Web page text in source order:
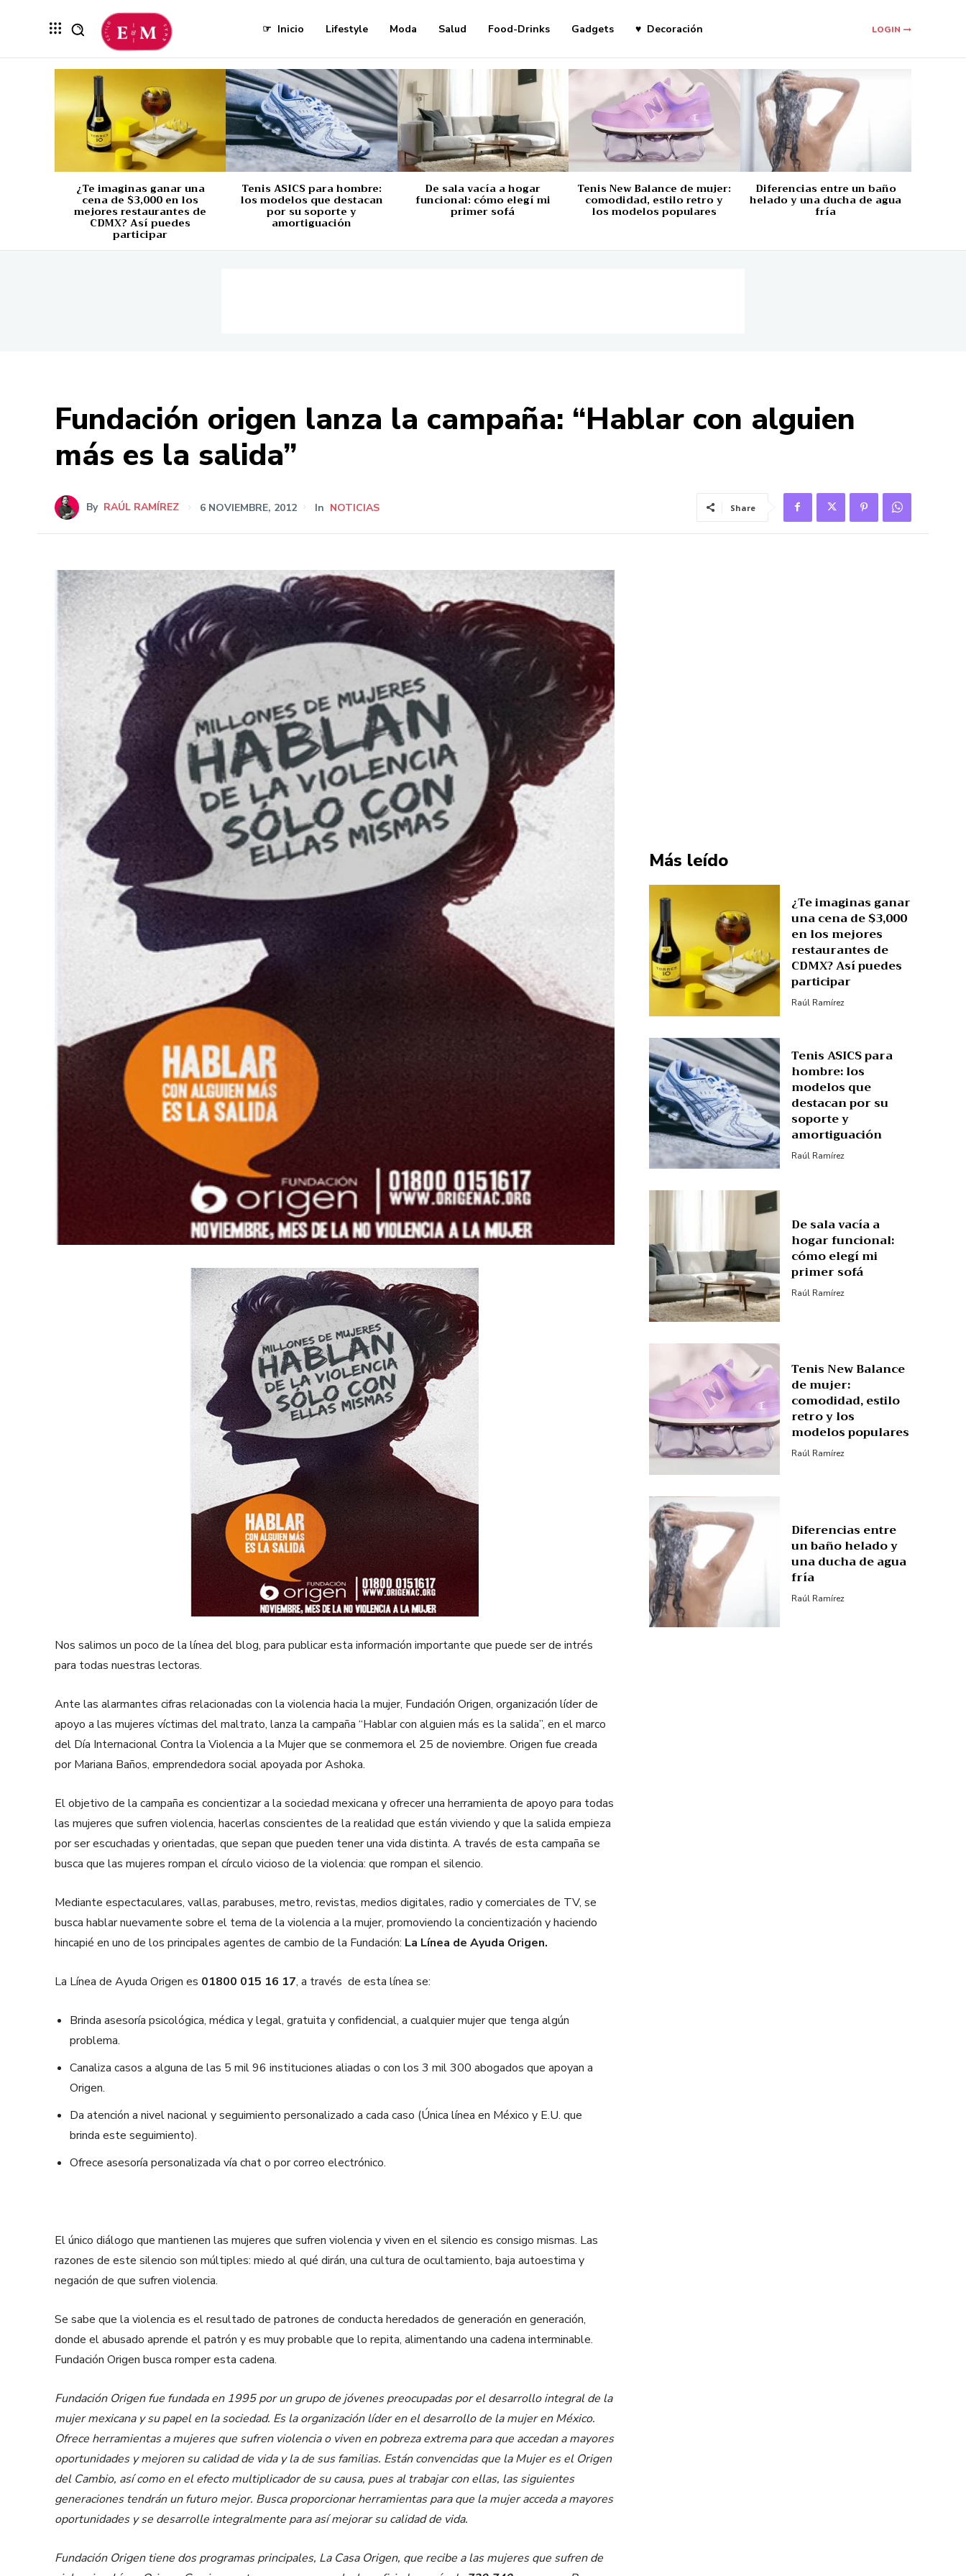
☞ Inicio Lifestyle Moda Salud Food-Drinks Gadgets ♥ Decoración LOGIN
¿Te imaginas ganar una
cena de $3,000 en los
mejores restaurantes de
CDMX? Así puedes
participar
Tenis ASICS para hombre:
los modelos que destacan
por su soporte y
amortiguación
De sala vacía a hogar
funcional: cómo elegí mi
primer sofá
Tenis New Balance de mujer:
comodidad, estilo retro y
los modelos populares
Diferencias entre un baño
helado y una ducha de agua
fría
Fundación origen lanza la campaña: “Hablar con alguien
más es la salida”
By RAÚL RAMÍREZ 6 NOVIEMBRE, 2012 In NOTICIAS Share
Nos salimos un poco de la línea del blog, para publicar esta información importante que puede ser de intrés
para todas nuestras lectoras.
Ante las alarmantes cifras relacionadas con la violencia hacia la mujer, Fundación Origen, organización líder de
apoyo a las mujeres víctimas del maltrato, lanza la campaña “Hablar con alguien más es la salida”, en el marco
del Día Internacional Contra la Violencia a la Mujer que se conmemora el 25 de noviembre. Origen fue creada
por Mariana Baños, emprendedora social apoyada por Ashoka.
El objetivo de la campaña es concientizar a la sociedad mexicana y ofrecer una herramienta de apoyo para todas
las mujeres que sufren violencia, hacerlas conscientes de la realidad que están viviendo y que la salida empieza
por ser escuchadas y orientadas, que sepan que pueden tener una vida distinta. A través de esta campaña se
busca que las mujeres rompan el círculo vicioso de la violencia: que rompan el silencio.
Mediante espectaculares, vallas, parabuses, metro, revistas, medios digitales, radio y comerciales de TV, se
busca hablar nuevamente sobre el tema de la violencia a la mujer, promoviendo la concientización y haciendo
hincapié en uno de los principales agentes de cambio de la Fundación: La Línea de Ayuda Origen.
La Línea de Ayuda Origen es 01800 015 16 17, a través de esta línea se:
Brinda asesoría psicológica, médica y legal, gratuita y confidencial, a cualquier mujer que tenga algún
problema.
Canaliza casos a alguna de las 5 mil 96 instituciones aliadas o con los 3 mil 300 abogados que apoyan a
Origen.
Da atención a nivel nacional y seguimiento personalizado a cada caso (Única línea en México y E.U. que
brinda este seguimiento).
Ofrece asesoría personalizada vía chat o por correo electrónico.
El único diálogo que mantienen las mujeres que sufren violencia y viven en el silencio es consigo mismas. Las
razones de este silencio son múltiples: miedo al qué dirán, una cultura de ocultamiento, baja autoestima y
negación de que sufren violencia.
Se sabe que la violencia es el resultado de patrones de conducta heredados de generación en generación,
donde el abusado aprende el patrón y es muy probable que lo repita, alimentando una cadena interminable.
Fundación Origen busca romper esta cadena.
Fundación Origen fue fundada en 1995 por un grupo de jóvenes preocupadas por el desarrollo integral de la
mujer mexicana y su papel en la sociedad. Es la organización líder en el desarrollo de la mujer en México.
Ofrece herramientas a mujeres que sufren violencia o viven en pobreza extrema para que accedan a mayores
oportunidades y mejoren su calidad de vida y la de sus familias. Están convencidas que la Mujer es el Origen
del Cambio, así como en el efecto multiplicador de su causa, pues al trabajar con ellas, las siguientes
generaciones tendrán un futuro mejor. Busca proporcionar herramientas para que la mujer acceda a mayores
oportunidades y se desarrolle integralmente para así mejorar su calidad de vida.
Fundación Origen tiene dos programas principales, La Casa Origen, que recibe a las mujeres que sufren de
Más leído
¿Te imaginas ganar
una cena de $3,000
en los mejores
restaurantes de
CDMX? Así puedes
participar
Raúl Ramírez
Tenis ASICS para
hombre: los
modelos que
destacan por su
soporte y
amortiguación
Raúl Ramírez
De sala vacía a
hogar funcional:
cómo elegí mi
primer sofá
Raúl Ramírez
Tenis New Balance
de mujer:
comodidad, estilo
retro y los
modelos populares
Raúl Ramírez
Diferencias entre
un baño helado y
una ducha de agua
fría
Raúl Ramírez